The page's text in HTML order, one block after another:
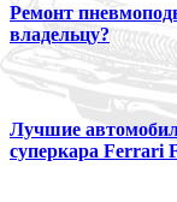
Ремонт
владельцу?
Лучшие
суперкара Ferrari